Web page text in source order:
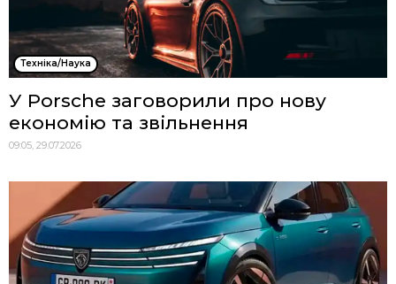
Техніка/Наука
У Porsche заговорили про нову
економію та звільнення
09:05, 29.07.2026